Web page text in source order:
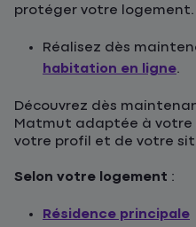
protéger votre logement.
Réalisez dès
habitation en ligne.
Découvrez dès
Matmut adaptée à
votre profil et de votre
Selon votre logement :
Résidence principale